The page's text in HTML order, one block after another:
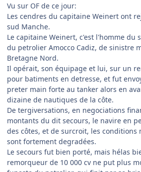
Vu sur OF de ce jour:
Les cendres du capitaine Weinert ont
sud Manche.
Le capitaine Weinert, c'est l'homme du
du petrolier Amocco Cadiz, de sinistre
Bretagne Nord.
Il opérait, son équipage et lui, sur un
pour batiments en detresse, et fut
preter main forte au tanker alors en
dizaine de nautiques de la côte.
De tergiversations, en negociations
montants du dit secours, le navire en
des côtes, et de surcroit, les conditions
sont fortement degradées.
Le secours fut bien porté, mais hélas
remorqueur de 10 000 cv ne put plus